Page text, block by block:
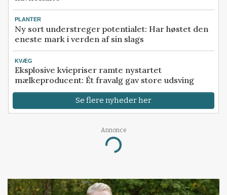
PLANTER
Ny sort understreger potentialet: Har høstet den
eneste mark i verden af sin slags
KVÆG
Eksplosive kviepriser ramte nystartet
mælkeproducent: Ét fravalg gav store udsving
Se flere nyheder her
Annonce
Loading...